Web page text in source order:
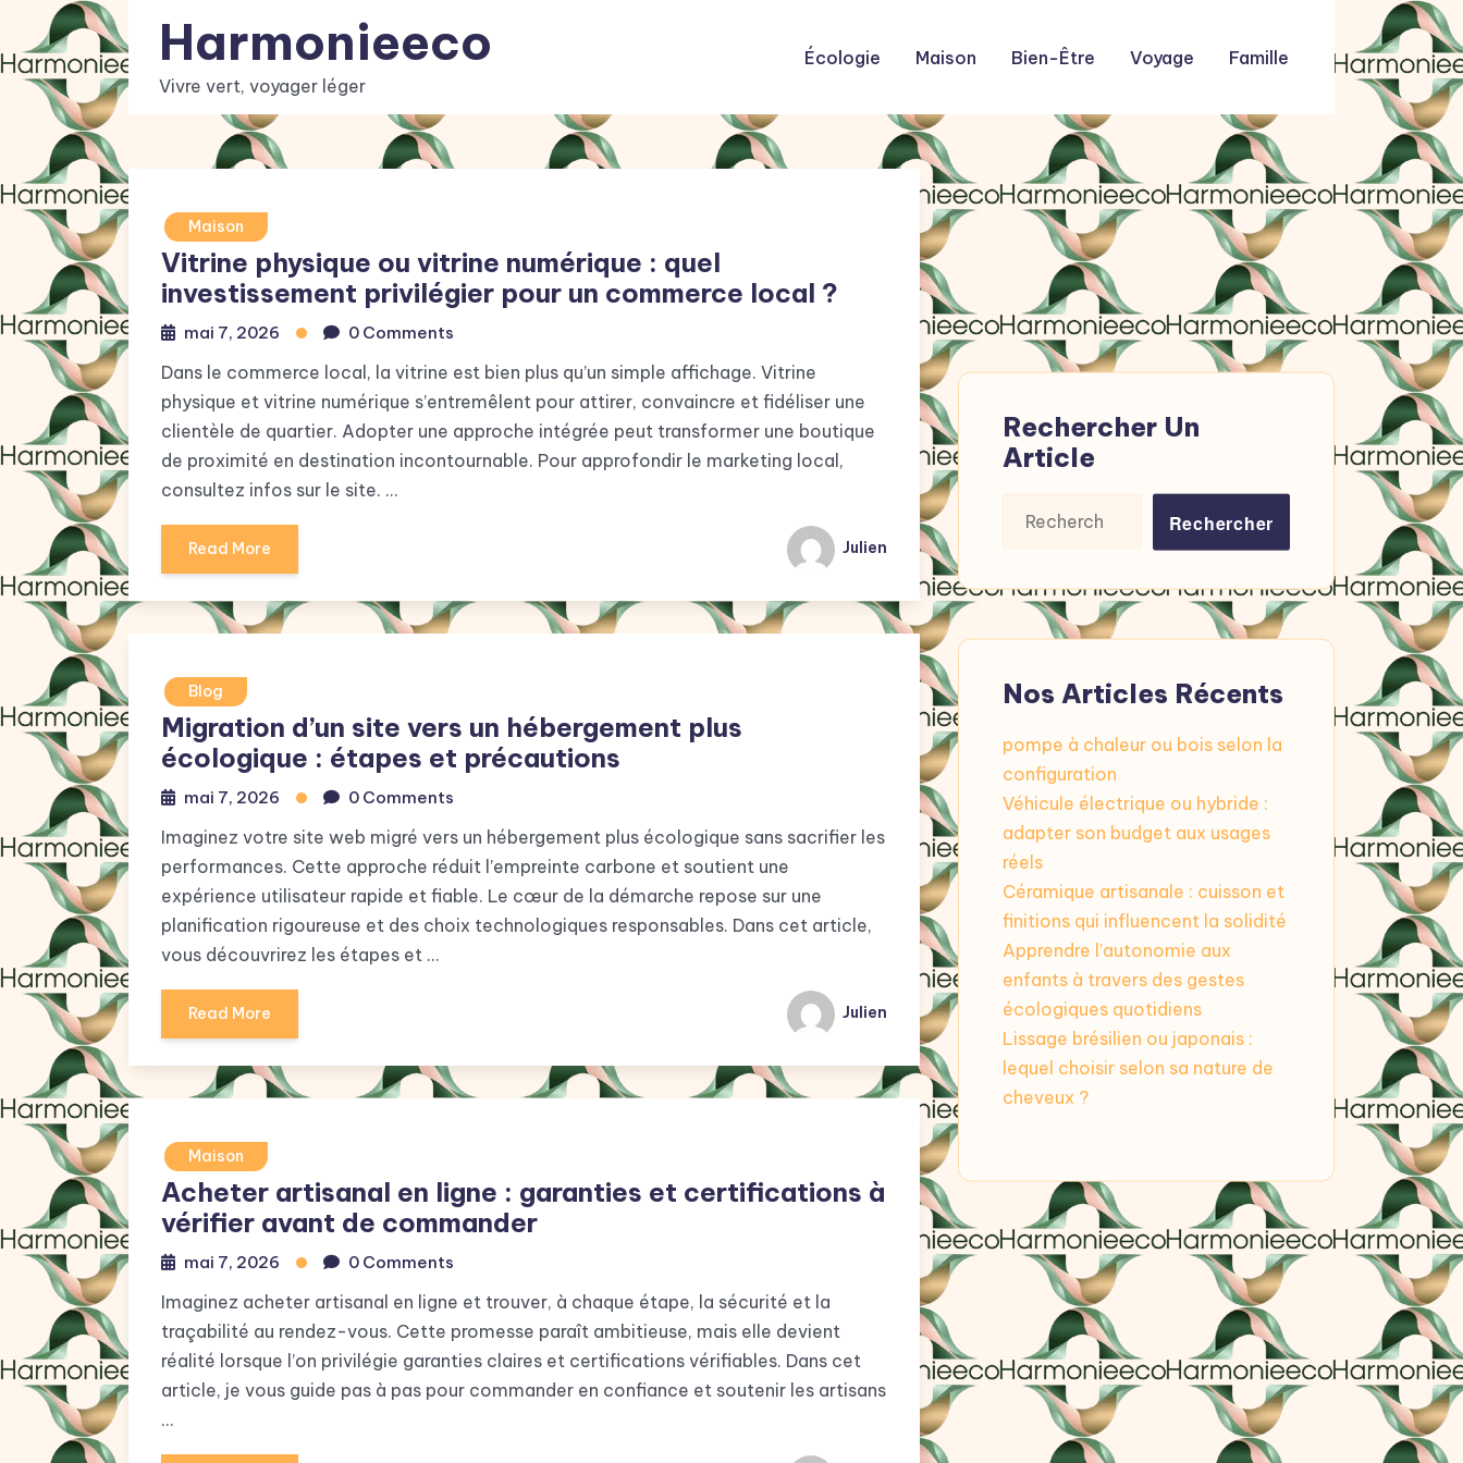
content
Harmonieeco
Vivre vert, voyager léger
Écologie Maison Bien-Être Voyage Famille
Maison
Vitrine physique ou vitrine numérique : quel
investissement privilégier pour un commerce local ?
mai 7, 2026 0 Comments
Dans le commerce local, la vitrine est bien plus qu’un simple affichage. Vitrine
physique et vitrine numérique s’entremêlent pour attirer, convaincre et fidéliser une
clientèle de quartier. Adopter une approche intégrée peut transformer une boutique
de proximité en destination incontournable. Pour approfondir le marketing local,
consultez infos sur le site. …
Read More Julien
Blog
Migration d’un site vers un hébergement plus
écologique : étapes et précautions
mai 7, 2026 0 Comments
Imaginez votre site web migré vers un hébergement plus écologique sans sacrifier les
performances. Cette approche réduit l’empreinte carbone et soutient une
expérience utilisateur rapide et fiable. Le cœur de la démarche repose sur une
planification rigoureuse et des choix technologiques responsables. Dans cet article,
vous découvrirez les étapes et …
Read More Julien
Maison
Acheter artisanal en ligne : garanties et certifications à
vérifier avant de commander
mai 7, 2026 0 Comments
Imaginez acheter artisanal en ligne et trouver, à chaque étape, la sécurité et la
traçabilité au rendez-vous. Cette promesse paraît ambitieuse, mais elle devient
réalité lorsque l’on privilégie garanties claires et certifications vérifiables. Dans cet
article, je vous guide pas à pas pour commander en confiance et soutenir les artisans
…
Rechercher Un
Article
Nos Articles Récents
pompe à chaleur ou bois selon la
configuration
Véhicule électrique ou hybride :
adapter son budget aux usages
réels
Céramique artisanale : cuisson et
finitions qui influencent la solidité
Apprendre l’autonomie aux
enfants à travers des gestes
écologiques quotidiens
Lissage brésilien ou japonais :
lequel choisir selon sa nature de
cheveux ?